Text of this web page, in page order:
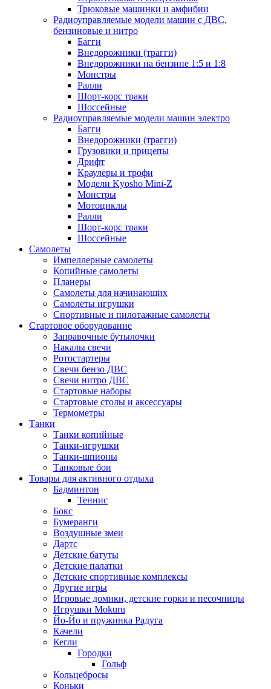
Трюковые машинки и амфибии
Радиоуправляемые модели машин с ДВС,
бензиновые и нитро
Багги
Внедорожники (трагги)
Внедорожники на бензине 1:5 и 1:8
Монстры
Ралли
Шорт-корс траки
Шоссейные
Радиоуправляемые модели машин электро
Багги
Внедорожники (трагги)
Грузовики и прицепы
Дрифт
Краулеры и трофи
Модели Kyosho Mini-Z
Монстры
Мотоциклы
Ралли
Шорт-корс траки
Шоссейные
Самолеты
Импеллерные самолеты
Копийные самолеты
Планеры
Самолеты для начинающих
Самолеты игрушки
Спортивные и пилотажные самолеты
Стартовое оборудование
Заправочные бутылочки
Накалы свечи
Ротостартеры
Свечи бензо ДВС
Свечи нитро ДВС
Стартовые наборы
Стартовые столы и аксессуары
Термометры
Танки
Танки копийные
Танки-игрушки
Танки-шпионы
Танковые бои
Товары для активного отдыха
Бадминтон
Теннис
Бокс
Бумеранги
Воздушные змеи
Дартс
Детские батуты
Детские палатки
Детские спортивные комплексы
Другие игры
Игровые домики, детские горки и песочницы
Игрушки Mokuru
Йо-Йо и пружинка Радуга
Качели
Кегли
Городки
Гольф
Кольцебросы
Коньки